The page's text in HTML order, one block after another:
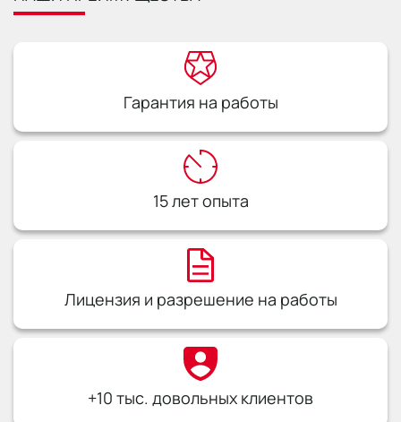
Гарантия на работы
15 лет опыта
Лицензия и разрешение на работы
+10 тыс. довольных клиентов